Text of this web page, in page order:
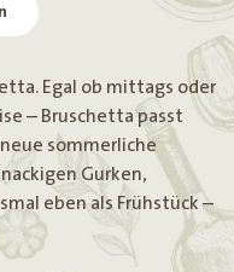
Egal ob mittags oder
– Bruschetta passt
sommerliche
Gurken,
eben als Frühstück –